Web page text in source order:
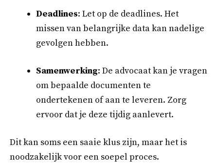
Deadlines: Let op de deadlines. Het
missen van belangrijke data kan nadelige
gevolgen hebben.
Samenwerking: De advocaat kan je vragen
om bepaalde documenten te
ondertekenen of aan te leveren. Zorg
ervoor dat je deze tijdig aanlevert.
Dit kan soms een saaie klus zijn, maar het is
noodzakelijk voor een soepel proces.